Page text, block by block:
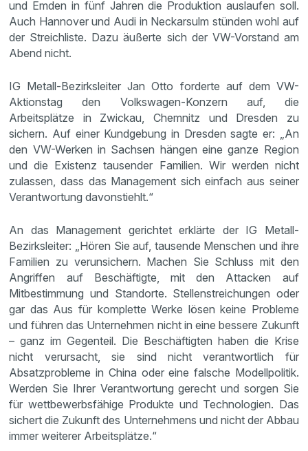
und Emden in fünf Jahren die Produktion auslaufen soll.
Auch Hannover und Audi in Neckarsulm stünden wohl auf
der Streichliste. Dazu äußerte sich der VW-Vorstand am
Abend nicht.
IG Metall-Bezirksleiter Jan Otto forderte auf dem VW-
Aktionstag den Volkswagen-Konzern auf, die
Arbeitsplätze in Zwickau, Chemnitz und Dresden zu
sichern. Auf einer Kundgebung in Dresden sagte er: „An
den VW-Werken in Sachsen hängen eine ganze Region
und die Existenz tausender Familien. Wir werden nicht
zulassen, dass das Management sich einfach aus seiner
Verantwortung davonstiehlt.“
An das Management gerichtet erklärte der IG Metall-
Bezirksleiter: „Hören Sie auf, tausende Menschen und ihre
Familien zu verunsichern. Machen Sie Schluss mit den
Angriffen auf Beschäftigte, mit den Attacken auf
Mitbestimmung und Standorte. Stellenstreichungen oder
gar das Aus für komplette Werke lösen keine Probleme
und führen das Unternehmen nicht in eine bessere Zukunft
– ganz im Gegenteil. Die Beschäftigten haben die Krise
nicht verursacht, sie sind nicht verantwortlich für
Absatzprobleme in China oder eine falsche Modellpolitik.
Werden Sie Ihrer Verantwortung gerecht und sorgen Sie
für wettbewerbsfähige Produkte und Technologien. Das
sichert die Zukunft des Unternehmens und nicht der Abbau
immer weiterer Arbeitsplätze.“